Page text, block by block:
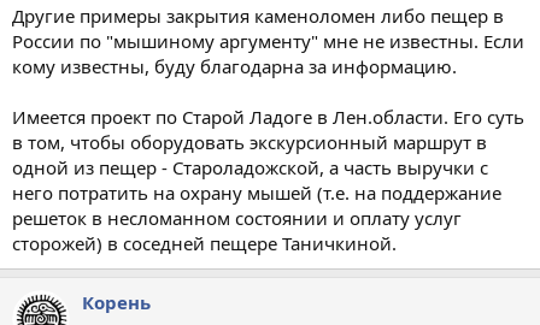
Другие примеры закрытия каменоломен либо пещер в
России по "мышиному аргументу" мне не известны. Если
кому известны, буду благодарна за информацию.
Имеется проект по Старой Ладоге в Лен.области. Его суть
в том, чтобы оборудовать экскурсионный маршрут в
одной из пещер - Староладожской, а часть выручки с
него потратить на охрану мышей (т.е. на поддержание
решеток в несломанном состоянии и оплату услуг
сторожей) в соседней пещере Таничкиной.
Корень